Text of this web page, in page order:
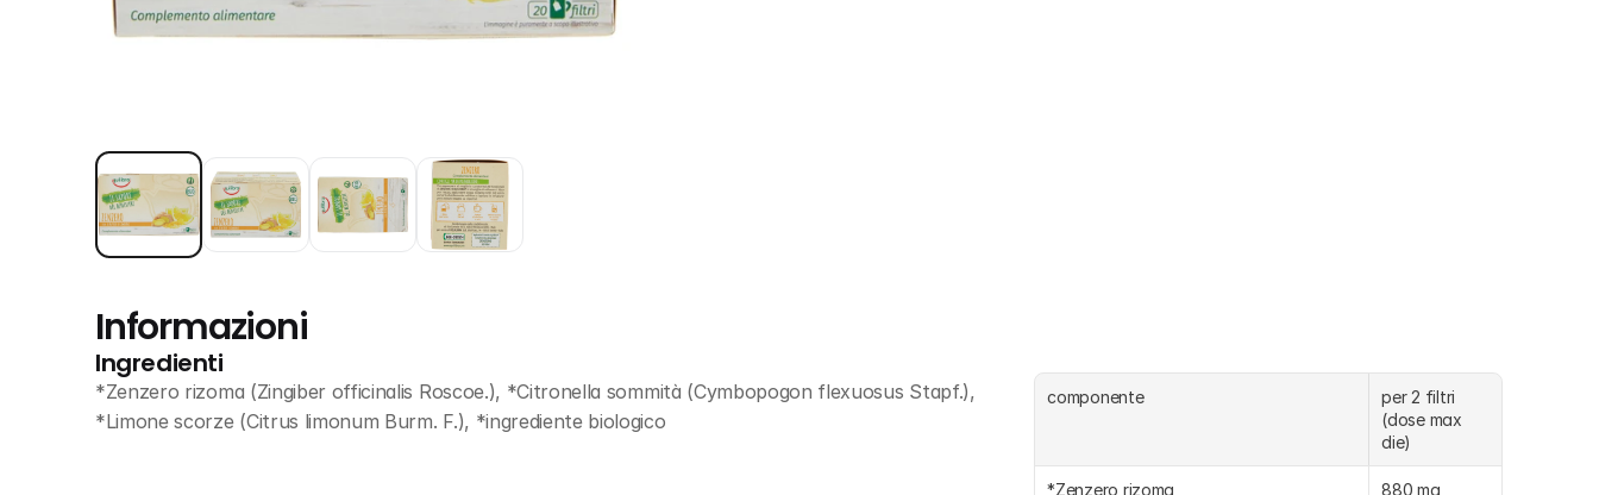
Informazioni
Ingredienti
*Zenzero rizoma (Zingiber officinalis Roscoe.), *Citronella sommità (Cymbopogon flexuosus Stapf.),
*Limone scorze (Citrus limonum Burm. F.), *ingrediente biologico
componente
per 2 filtri
(dose max
die)
*Zenzero rizoma 880 mg